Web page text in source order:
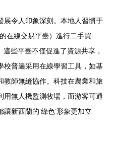
展令人印象深刻。本地人習慣于
在線交易平臺）進行二手買
些平臺不僅促進了資源共享，
校普遍采用在線學習工具，如基
教師無縫協作。科技在農業和旅
無人機監測牧場，而游客可通
新西蘭的‘綠色’形象更加立